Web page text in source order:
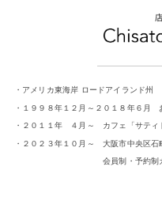
・アメリカ東海岸 ロードアイランド
・１９９８年１２月～２０１８年６
・２０１１年 ４月～ カフェ「サティ
・２０２３年１０月～ 大阪市中央区石
会員制・予約制カフェと